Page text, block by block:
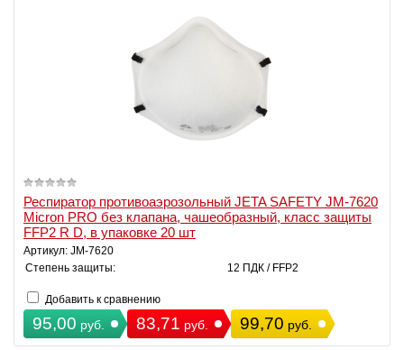
Респиратор противоаэрозольный JETA SAFETY JM-7620
Micron PRO без клапана, чашеобразный, класс защиты
FFP2 R D, в упаковке 20 шт
Артикул: JM-7620
Степень защиты:
12 ПДК / FFP2
Добавить к сравнению
95,00 руб. 83,71 руб. 99,70 руб.